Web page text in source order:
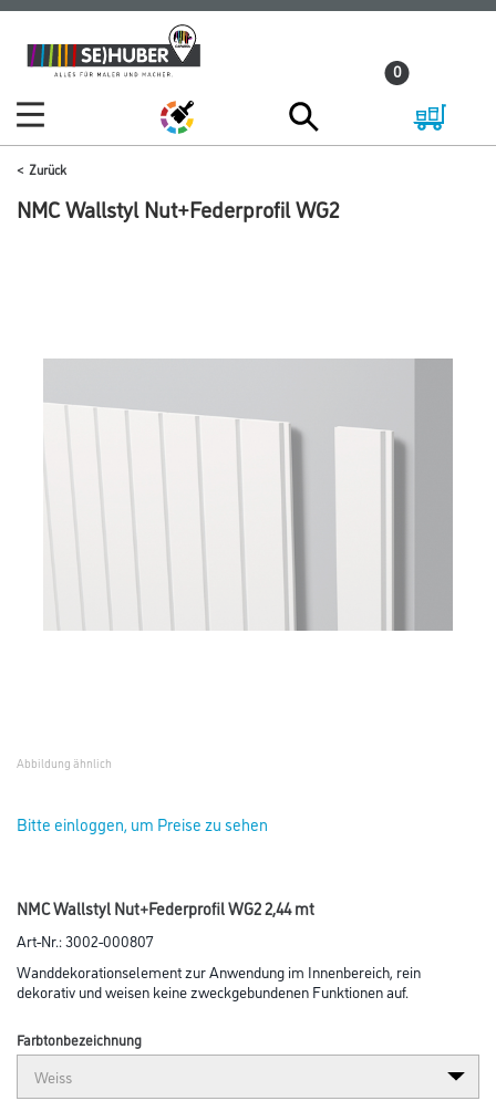
Zum
Inhalt
Zum
Navigationsmenü
0
Zurück
NMC Wallstyl Nut+Federprofil WG2
Abbildung ähnlich
Bitte einloggen, um Preise zu sehen
NMC Wallstyl Nut+Federprofil WG2 2,44 mt
Art-Nr.:3002-000807
Wanddekorationselement zur Anwendung im Innenbereich, rein
dekorativ und weisen keine zweckgebundenen Funktionen auf.
Farbtonbezeichnung